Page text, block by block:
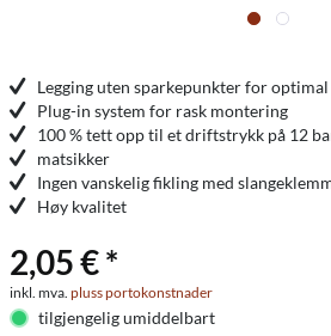
Legging uten sparkepunkter for
Plug-in system for rask montering
100 % tett opp til et driftstrykk på 12
matsikker
Ingen vanskelig fikling med
Høy kvalitet
2,05 € *
inkl. mva. pluss portokonstnader
tilgjengelig umiddelbart